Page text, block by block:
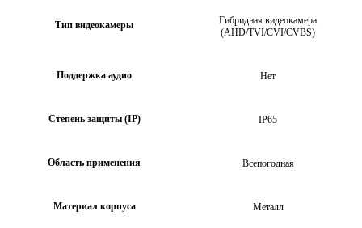
Тип видеокамеры
Гибридная видеокамера
(AHD/TVI/CVI/CVBS)
Поддержка аудио Нет
Степень защиты (IP) IP65
Область применения Всепогодная
Материал корпуса Металл